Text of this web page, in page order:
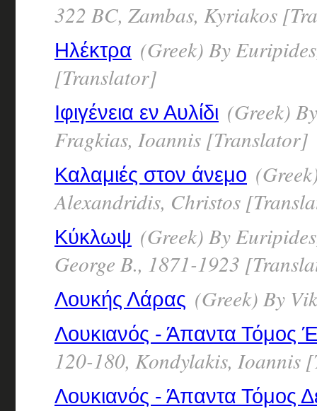
322 BC, Zambas, Kyriakos
Ηλέκτρα (Greek) By
[Translator]
Ιφιγένεια εν Αυλίδι (Greek)
Fragkias, Ioannis [Translator]
Καλαμιές στον άνεμο
Alexandridis, Christos
Κύκλωψ (Greek) By
George B., 1871-1923
Λουκής Λάρας (Greek) By
Λουκιανός - Άπαντα Τόμος
120-180, Kondylakis, Ioannis
Λουκιανός - Άπαντα Τόμος